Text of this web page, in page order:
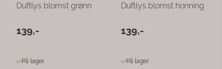
Duftlys blomst grønn
139,-
På lager
Duftlys blomst honning
139,-
På lager